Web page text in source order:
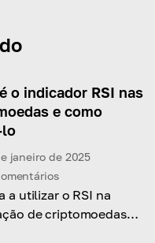
o indicador RSI nas
e como
lo
janeiro de 2025
a utilizar o RSI na
de criptomoedas